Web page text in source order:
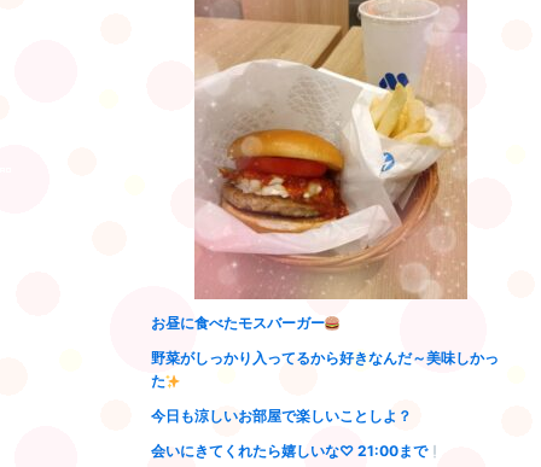
お昼に食べたモスバーガー
野菜がしっかり入ってるから好きなんだ～美味しかっ
た
今日も涼しいお部屋で楽しいことしよ？
会いにきてくれたら嬉しいな♡ 21:00まで